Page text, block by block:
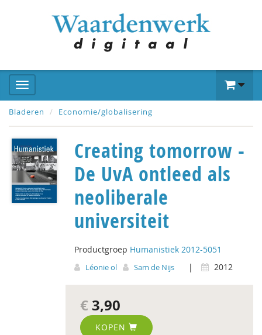
Bladeren Economie/globalisering
Creating tomorrow -
De UvA ontleed als
neoliberale
universiteit
Productgroep Humanistiek 2012-5051
Léonie ol Sam de Nijs | 2012
€ 3,90
KOPEN